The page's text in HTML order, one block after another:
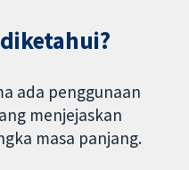
ada penggunaan
menjejaskan
masa panjang.